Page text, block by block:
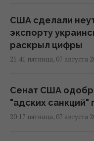
США сделали
экспорту
раскрыл цифры
21:41 пятница, 07 августа
Сенат США
"адских санкций"
20:17 пятница, 07 августа